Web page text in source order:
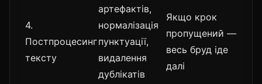
4.
Постпроцесинг
тексту
артефактів,
нормалізація
пунктуації,
видалення
дублікатів
Якщо крок
пропущений —
весь бруд іде
далі